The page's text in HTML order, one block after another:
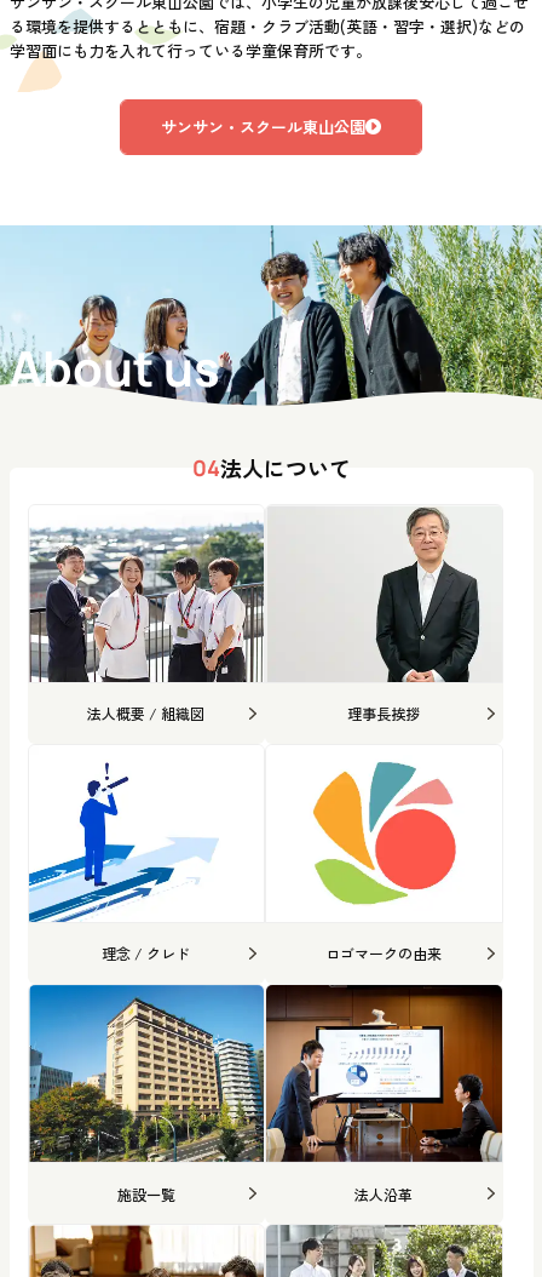
る環境を提供するとともに、宿題・クラブ活動(英語・習字・選択)などの
学習面にも力を入れて行っている学童保育所です。
サンサン・スクール東山公園
About us
04法人について
法人概要 / 組織図 理事長挨拶
理念 / クレド ロゴマークの由来
施設一覧 法人沿革